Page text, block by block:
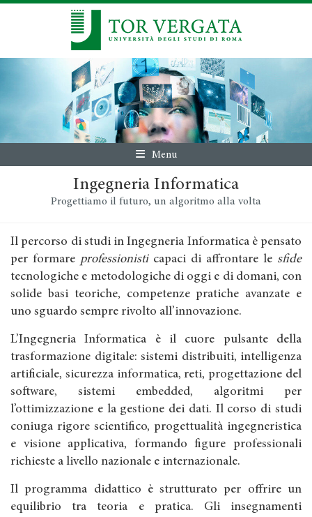
Menu
Ingegneria Informatica
Progettiamo il futuro, un algoritmo alla volta
Il percorso di studi in Ingegneria Informatica è pensato
per formare professionisticapaci di affrontare le sfide
tecnologiche e metodologiche di oggi e di domani, con
solide basi teoriche, competenze pratiche avanzate e
uno sguardo sempre rivolto all’innovazione.
L’Ingegneria Informatica è il cuore pulsante della
trasformazione digitale: sistemi distribuiti, intelligenza
artificiale, sicurezza informatica, reti, progettazione del
software, sistemi embedded, algoritmi per
l’ottimizzazione e la gestione dei dati. Il corso di studi
coniuga rigore scientifico, progettualità ingegneristica
e visione applicativa, formando figure professionali
richieste a livello nazionale e internazionale.
Il programma didattico è strutturato per offrire un
equilibrio tra teoria e pratica. Gli insegnamenti